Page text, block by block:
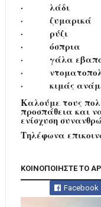
·
λάδι
·
ζυμαρικά
·
ρύζι
·
όσπρια
·
γάλα
·
·
κιμάς
Καλούμε τους
προσπάθεια και
ενίσχυση
Τηλέφωνα
ΚΟΙΝΟΠΟΙΗΣΤΕ ΤΟ
Facebook